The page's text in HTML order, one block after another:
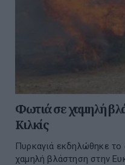
Φωτιά σε χαμηλή
Κιλκίς
Πυρκαγιά εκδηλώθηκε
χαμηλή βλάστηση στην